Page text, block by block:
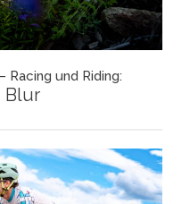
und Riding:
Blur